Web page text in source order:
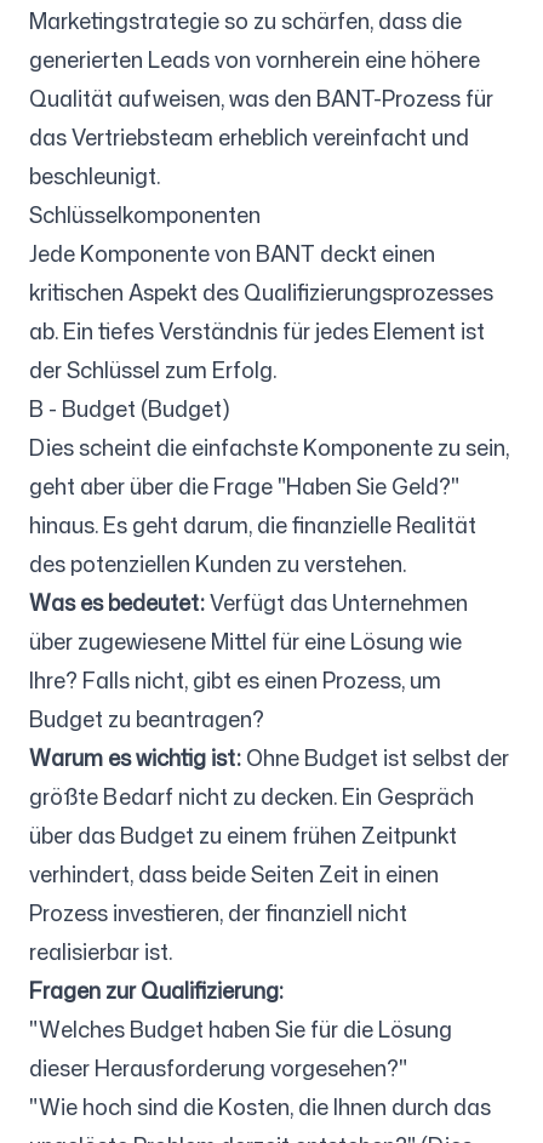
Marketingstrategie so zu schärfen, dass die
generierten Leads von vornherein eine höhere
Qualität aufweisen, was den BANT-Prozess für
das Vertriebsteam erheblich vereinfacht und
beschleunigt.
Schlüsselkomponenten
Jede Komponente von BANT deckt einen
kritischen Aspekt des Qualifizierungsprozesses
ab. Ein tiefes Verständnis für jedes Element ist
der Schlüssel zum Erfolg.
B - Budget (Budget)
Dies scheint die einfachste Komponente zu sein,
geht aber über die Frage "Haben Sie Geld?"
hinaus. Es geht darum, die finanzielle Realität
des potenziellen Kunden zu verstehen.
Was es bedeutet:Verfügt das Unternehmen
über zugewiesene Mittel für eine Lösung wie
Ihre? Falls nicht, gibt es einen Prozess, um
Budget zu beantragen?
Warum es wichtig ist:Ohne Budget ist selbst der
größte Bedarf nicht zu decken. Ein Gespräch
über das Budget zu einem frühen Zeitpunkt
verhindert, dass beide Seiten Zeit in einen
Prozess investieren, der finanziell nicht
realisierbar ist.
Fragen zur Qualifizierung:
"Welches Budget haben Sie für die Lösung
dieser Herausforderung vorgesehen?"
"Wie hoch sind die Kosten, die Ihnen durch das